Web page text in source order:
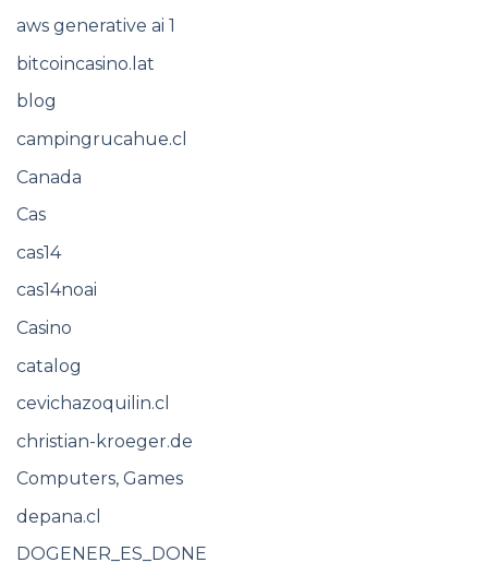
aws generative ai 1
bitcoincasino.lat
blog
campingrucahue.cl
Canada
Cas
cas14
cas14noai
Casino
catalog
cevichazoquilin.cl
christian-kroeger.de
Computers, Games
depana.cl
DOGENER_ES_DONE